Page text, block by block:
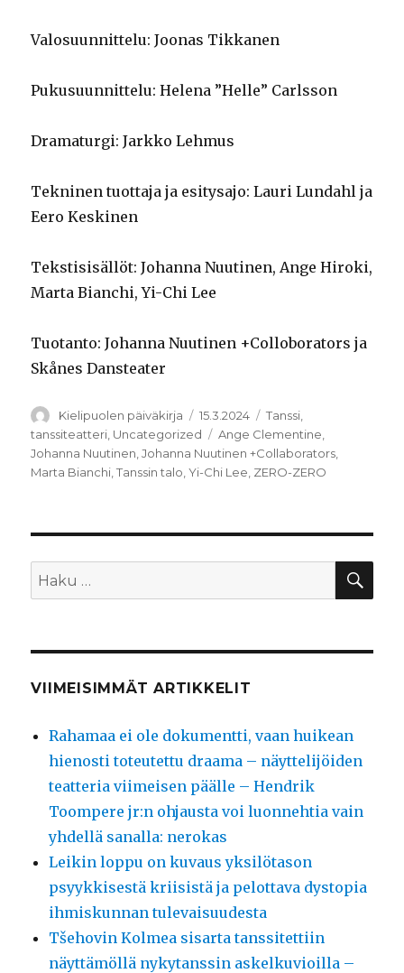
Valosuunnittelu: Joonas Tikkanen
Pukusuunnittelu: Helena ”Helle” Carlsson
Dramaturgi: Jarkko Lehmus
Tekninen tuottaja ja esitysajo: Lauri Lundahl ja
Eero Keskinen
Tekstisisällöt: Johanna Nuutinen, Ange Hiroki,
Marta Bianchi, Yi-Chi Lee
Tuotanto: Johanna Nuutinen +Colloborators ja
Skånes Dansteater
Kirjoittaja
Kielipuolen päiväkirja Julkaistu
15.3.2024 Kategoriat
Tanssi
tanssiteatteri Uncategorized Avainsanat
Ange Clementine
Johanna Nuutinen ,Johanna Nuutinen +Collaborators
Marta Bianchi ,Tanssin talo ,Yi-Chi Lee ZERO-ZERO
Etsi:
VIIMEISIMMÄT ARTIKKELIT
Rahamaa ei ole dokumentti, vaan huikean
hienosti toteutettu draama – näyttelijöiden
teatteria viimeisen päälle – Hendrik
Toompere jr:n ohjausta voi luonnehtia vain
yhdellä sanalla: nerokas
Leikin loppu on kuvaus yksilötason
psyykkisestä kriisistä ja pelottava dystopia
ihmiskunnan tulevaisuudesta
Tšehovin Kolmea sisarta tanssitettiin
näyttämöllä nykytanssin askelkuvioilla –